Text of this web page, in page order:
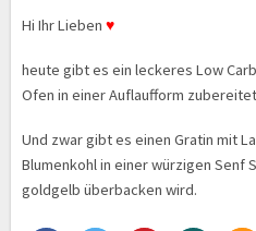
Hi Ihr Lieben ♥
heute gibt es ein leckeres Low
Ofen in einer Auflaufform
Und zwar gibt es einen Gratin mit
Blumenkohl in einer würzigen Senf
goldgelb überbacken wird.